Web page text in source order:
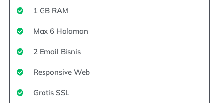
1 GB RAM
Max 6 Halaman
2 Email Bisnis
Responsive Web
Gratis SSL